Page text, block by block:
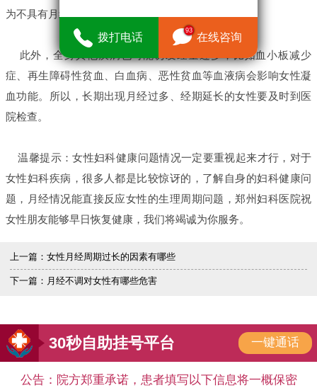
为不具有月经周期性的不规则阴道流血。
此外，全身其他疾病也可能诱发经量过多，比如血小板减少
症、再生障碍性贫血、白血病、恶性贫血等血液病会影响女性凝
血功能。所以，长期出现月经过多、经期延长的女性要及时到医
院检查。
温馨提示：女性妇科健康问题情况一定要重视起来才行，对于
女性妇科疾病，很多人都是比较惊讶的，了解自身的妇科健康问
题，月经情况能直接反应女性的生理周期问题，郑州妇科医院祝
女性朋友能够早日恢复健康，我们将竭诚为你服务。
上一篇： 女性月经周期过长的因素有哪些
下一篇： 月经不调对女性有哪些危害
30秒自助挂号平台 一键通话
公告：院方郑重承诺，患者填写以下信息将一概保密
拨打电话
93
在线咨询